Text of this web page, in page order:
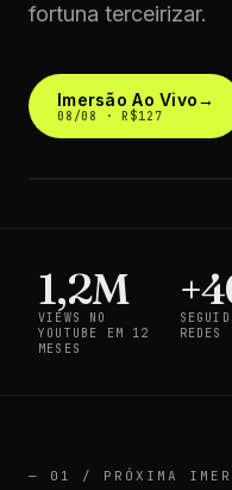
fortuna terceirizar.
Imersão Ao Vivo→
08/08 · R$127
1,2M
VIEWS NO
YOUTUBE EM 12
MESES
REDES
— 01 / PRÓXIMA